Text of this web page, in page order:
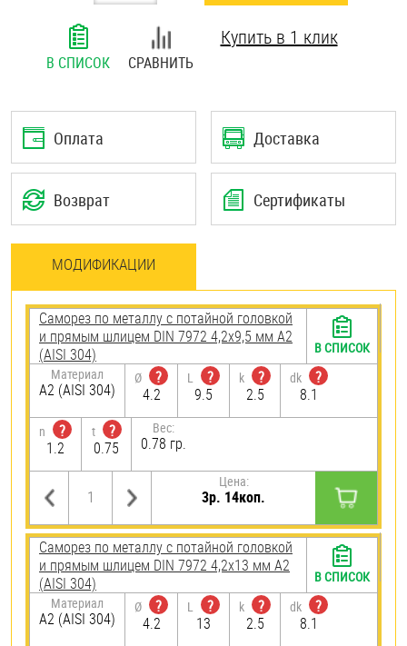
В СПИСОК СРАВНИТЬ
Купить в 1 клик
Оплата Доставка
Возврат Сертификаты
МОДИФИКАЦИИ
Саморез по металлу с потайной головкой
и прямым шлицем DIN 7972 4,2х9,5 мм А2
(AISI 304)
Материал
А2 (AISI 304)
Ø
?
4.2
L
?
9.5
k
?
2.5
dk
?
8.1
n
?
1.2
t
?
0.75
Вес:
0.78 гр.
Цена:
3р. 14коп.
В СПИСОК
Саморез по металлу с потайной головкой
и прямым шлицем DIN 7972 4,2х13 мм А2
(AISI 304)
Материал
А2 (AISI 304)
Ø
?
4.2
L
?
13
k
?
2.5
dk
?
8.1
В СПИСОК